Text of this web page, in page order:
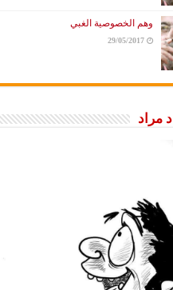
وهم الخصوصية الغبي
29/05/2017
مراد